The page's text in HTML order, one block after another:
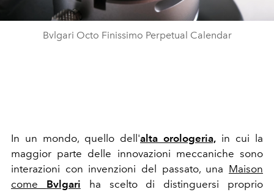
Bvlgari Octo Finissimo Perpetual Calendar
In un mondo, quello dell'alta orologeria, in cui la
maggior parte delle innovazioni meccaniche sono
interazioni con invenzioni del passato, una Maison
come Bvlgari ha scelto di distinguersi proprio